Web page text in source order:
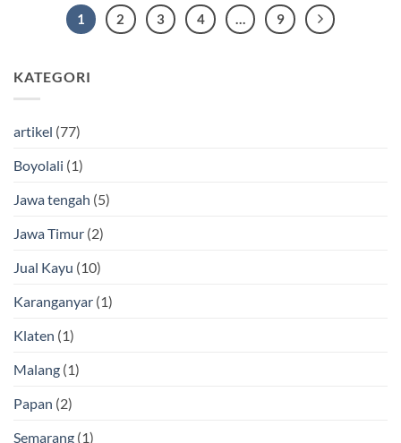
1 2 3 4 9
KATEGORI
artikel (77)
Boyolali (1)
Jawa tengah (5)
Jawa Timur (2)
Jual Kayu (10)
Karanganyar (1)
Klaten (1)
Malang (1)
Papan (2)
Semarang (1)